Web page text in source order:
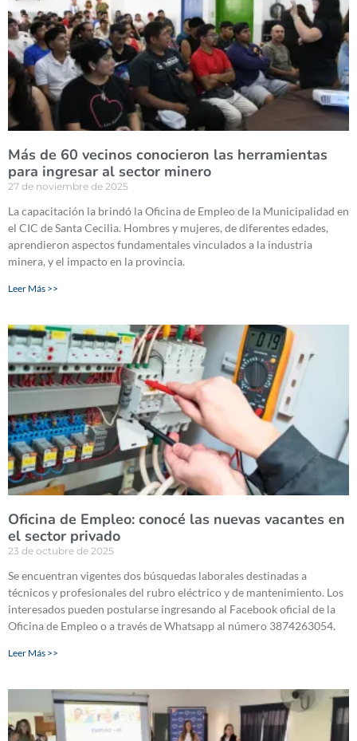
Más de 60 vecinos conocieron las herramientas
para ingresar al sector minero
27 de noviembre de 2025
La capacitación la brindó la Oficina de Empleo de la Municipalidad en
el CIC de Santa Cecilia. Hombres y mujeres, de diferentes edades,
aprendieron aspectos fundamentales vinculados a la industria
minera, y el impacto en la provincia.
Leer Más >>
Oficina de Empleo: conocé las nuevas vacantes en
el sector privado
23 de octubre de 2025
Se encuentran vigentes dos búsquedas laborales destinadas a
técnicos y profesionales del rubro eléctrico y de mantenimiento. Los
interesados pueden postularse ingresando al Facebook oficial de la
Oficina de Empleo o a través de Whatsapp al número 3874263054.
Leer Más >>